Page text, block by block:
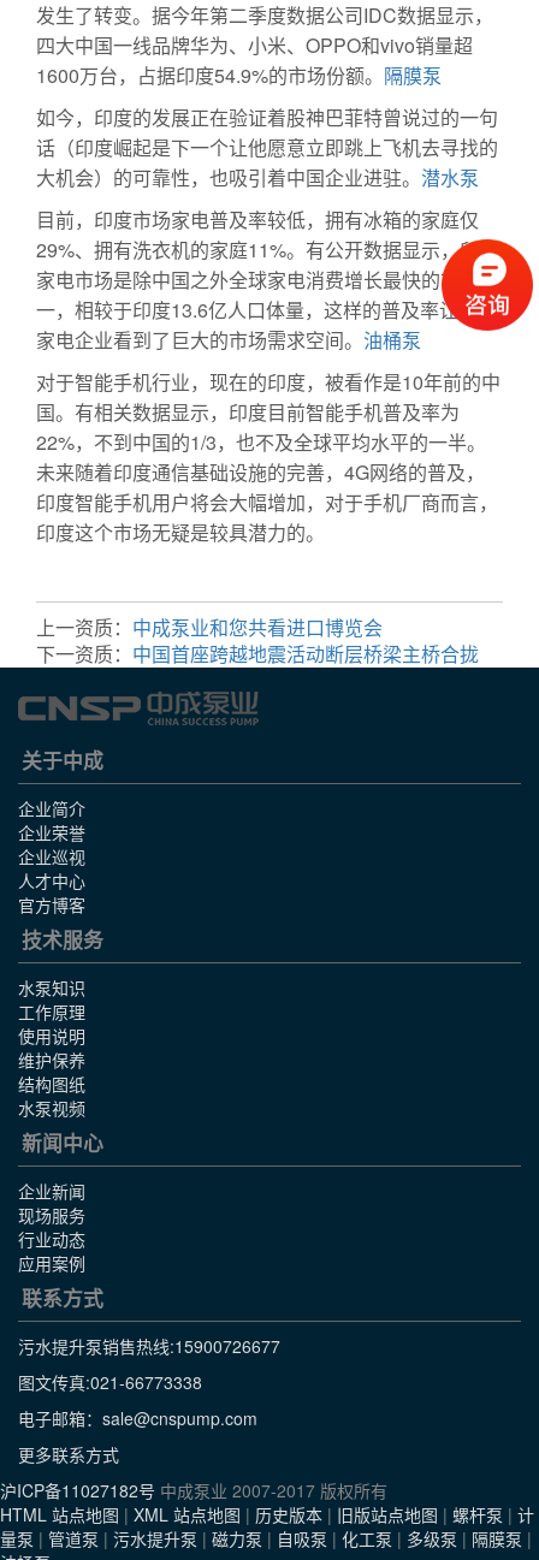
发生了转变。据今年第二季度数据公司IDC数据显示，
四大中国一线品牌华为、小米、OPPO和vivo销量超
1600万台，占据印度54.9%的市场份额。 隔膜泵
如今，印度的发展正在验证着股神巴菲特曾说过的一句
话（印度崛起是下一个让他愿意立即跳上飞机去寻找的
大机会）的可靠性，也吸引着中国企业进驻。 潜水泵
目前，印度市场家电普及率较低，拥有冰箱的家庭仅
29%、拥有洗衣机的家庭11%。有公开数据显示，印度
家电市场是除中国之外全球家电消费增长最快的市场之
一，相较于印度13.6亿人口体量，这样的普及率让全球
家电企业看到了巨大的市场需求空间。 油桶泵
对于智能手机行业，现在的印度，被看作是10年前的中
国。有相关数据显示，印度目前智能手机普及率为
22%，不到中国的1/3，也不及全球平均水平的一半。
未来随着印度通信基础设施的完善，4G网络的普及，
印度智能手机用户将会大幅增加，对于手机厂商而言，
印度这个市场无疑是较具潜力的。
上一资质： 中成泵业和您共看进口博览会
下一资质： 中国首座跨越地震活动断层桥梁主桥合拢
关于中成
企业简介
企业荣誉
企业巡视
人才中心
官方博客
技术服务
水泵知识
工作原理
使用说明
维护保养
结构图纸
水泵视频
新闻中心
企业新闻
现场服务
行业动态
应用案例
联系方式
污水提升泵销售热线:15900726677
图文传真:021-66773338
电子邮箱：sale@cnspump.com
更多联系方式
沪ICP备11027182号 中成泵业 2007-2017 版权所有
HTML 站点地图 | XML 站点地图 | 历史版本 | 旧版站点地图 | 螺杆泵 | 计
量泵 | 管道泵 | 污水提升泵 | 磁力泵 | 自吸泵 | 化工泵 | 多级泵 | 隔膜泵 |